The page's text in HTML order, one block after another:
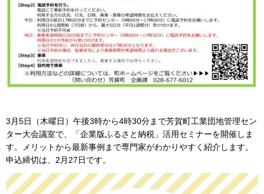
3月5日（木曜日）午後3時から4時30分まで芳賀町工業団地管理セン
ター大会議室で、「企業版ふるさと納税」活用セミナーを開催しま
す。メリットから最新事例まで専門家がわかりやすく紹介します。
申込締切は、2月27日です。